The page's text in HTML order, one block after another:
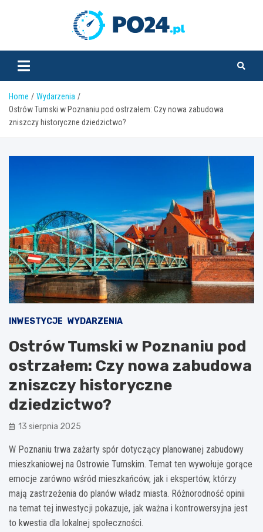
Home
Wydarzenia
Ostrów Tumski w Poznaniu pod ostrzałem: Czy nowa zabudowa
zniszczy historyczne dziedzictwo?
INWESTYCJE WYDARZENIA
Ostrów Tumski w Poznaniu pod
ostrzałem: Czy nowa zabudowa
zniszczy historyczne
dziedzictwo?
13 sierpnia 2025
W Poznaniu trwa zażarty spór dotyczący planowanej zabudowy
mieszkaniowej na Ostrowie Tumskim. Temat ten wywołuje gorące
emocje zarówno wśród mieszkańców, jak i ekspertów, którzy
mają zastrzeżenia do planów władz miasta. Różnorodność opinii
na temat tej inwestycji pokazuje, jak ważna i kontrowersyjna jest
to kwestia dla lokalnej społeczności.